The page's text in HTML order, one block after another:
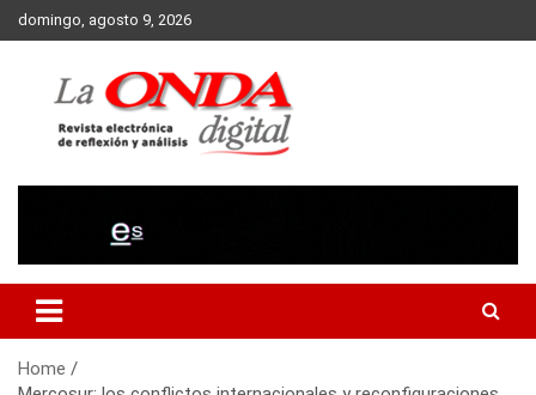
Skip
to
domingo, agosto 9, 2026
Home